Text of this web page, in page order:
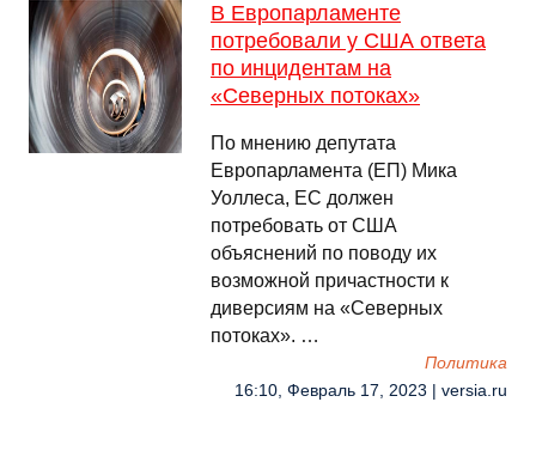
В Европарламенте
потребовали у США ответа
по инцидентам на
«Северных потоках»
По мнению депутата
Европарламента (ЕП) Мика
Уоллеса, ЕС должен
потребовать от США
объяснений по поводу их
возможной причастности к
диверсиям на «Северных
потоках». …
Политика
16:10, Февраль 17, 2023 | versia.ru